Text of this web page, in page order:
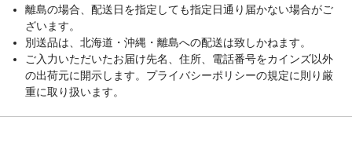
離島の場合、配送日を指定しても指定日通り届かない場合がご
ざいます。
別送品は、北海道・沖縄・離島への配送は致しかねます。
ご入力いただいたお届け先名、住所、電話番号をカインズ以外
の出荷元に開示します。プライバシーポリシーの規定に則り厳
重に取り扱います。